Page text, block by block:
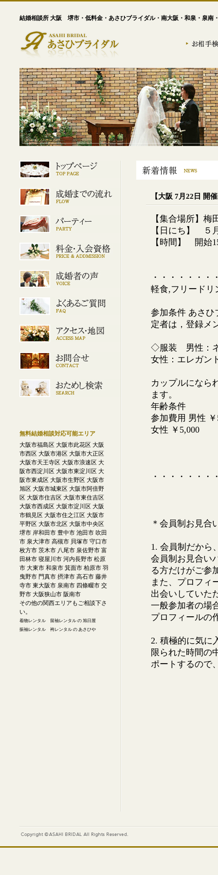
結婚相談所 大阪 堺市・低料金・あさひブライダル・南大阪・和泉・泉南
無料結婚相談対応可能エリア
大阪市福島区 大阪市此花区 大阪
市西区 大阪市港区 大阪市大正区
大阪市天王寺区 大阪市浪速区 大
阪市西淀川区 大阪市東淀川区 大
阪市東成区 大阪市生野区 大阪市
旭区 大阪市城東区 大阪市阿倍野
区 大阪市住吉区 大阪市東住吉区
大阪市西成区 大阪市淀川区 大阪
市鶴見区 大阪市住之江区 大阪市
平野区 大阪市北区 大阪市中央区
堺市 岸和田市 豊中市 池田市 吹田
市 泉大津市 高槻市 貝塚市 守口市
枚方市 茨木市 八尾市 泉佐野市 富
田林市 寝屋川市 河内長野市 松原
市 大東市 和泉市 箕面市 柏原市 羽
曳野市 門真市 摂津市 高石市 藤井
寺市 東大阪市 泉南市 四條畷市 交
野市 大阪狭山市 阪南市
その他の関西エリアもご相談下さ
い。
着物レンタル 留袖レンタル の 旭日屋
振袖レンタル 袴レンタル の あさひや
【大阪 7月22日 開
【集合場所】梅
【日にち】
【時間】 開始
・・・・・・・
軽食,フリードリ
参加条件 あさひ
定者は，登録メ
◇服装 男性：
女性：エレガン
カップルになら
ます。
年齢条件
参加費用 男性
女性 ￥5,000
・・・・・・・
＊会員制お見合
1. 会員制だから
会員制お見合い
る方だけがご参
また、プロフィ
出会いしていた
一般参加者の場
プロフィールの
2. 積極的に気に
限られた時間の
ポートするので